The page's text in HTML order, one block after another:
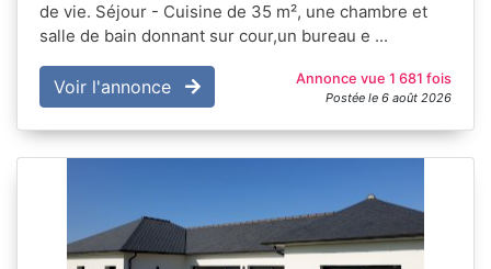
de vie. Séjour - Cuisine de 35 m², une chambre et
salle de bain donnant sur cour,un bureau e ...
Voir l'annonce Annonce vue 1 681 fois
Postée le 6 août 2026